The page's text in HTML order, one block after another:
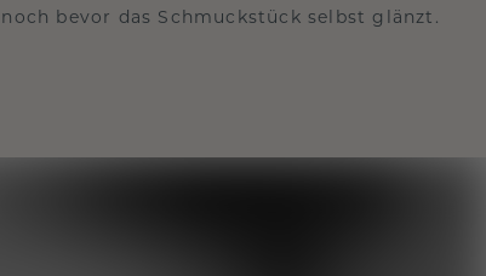
noch bevor das Schmuckstück selbst glänzt.